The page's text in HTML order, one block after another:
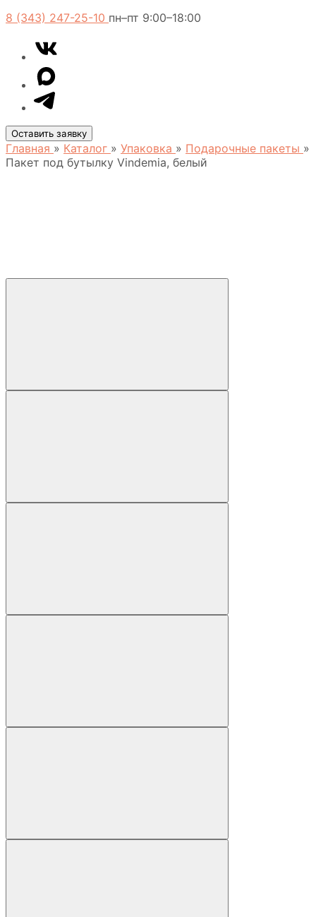
8 (343) 247-25-10 пн–пт 9:00–18:00
VK
Telegram
MAX
Оставить заявку
Главная » Каталог » Упаковка » Подарочные пакеты »
Пакет под бутылку Vindemia, белый